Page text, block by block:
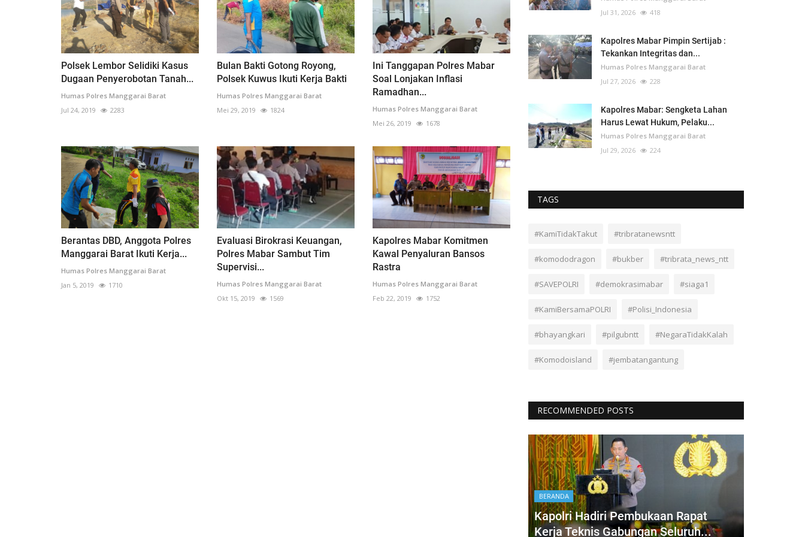
Polsek Lembor Selidiki Kasus
Dugaan Penyerobotan Tanah...
Humas Polres Manggarai Barat
Jul 24, 2019
2283
Bulan Bakti Gotong Royong,
Polsek Kuwus Ikuti Kerja Bakti
Humas Polres Manggarai Barat
Mei 29, 2019
1824
Ini Tanggapan Polres Mabar
Soal Lonjakan Inflasi
Ramadhan...
Humas Polres Manggarai Barat
Mei 26, 2019
1678
Berantas DBD, Anggota Polres
Manggarai Barat Ikuti Kerja...
Humas Polres Manggarai Barat
Jan 5, 2019
1710
Evaluasi Birokrasi Keuangan,
Polres Mabar Sambut Tim
Supervisi...
Humas Polres Manggarai Barat
Okt 15, 2019
1569
Kapolres Mabar Komitmen
Kawal Penyaluran Bansos
Rastra
Humas Polres Manggarai Barat
Feb 22, 2019
1752
Jul 31, 2026
418
Kapolres Mabar Pimpin Sertijab :
Tekankan Integritas dan...
Humas Polres Manggarai Barat
Jul 27, 2026
228
Kapolres Mabar: Sengketa Lahan
Harus Lewat Hukum, Pelaku...
Humas Polres Manggarai Barat
Jul 29, 2026
224
TAGS
#KamiTidakTakut #tribratanewsntt
#komododragon #bukber #tribrata_news_ntt
#SAVEPOLRI #demokrasimabar #siaga1
#KamiBersamaPOLRI #Polisi_Indonesia
#bhayangkari #pilgubntt #NegaraTidakKalah
#Komodoisland #jembatangantung
RECOMMENDED POSTS
BERANDA
Kapolri Hadiri Pembukaan Rapat
Kerja Teknis Gabungan Seluruh...